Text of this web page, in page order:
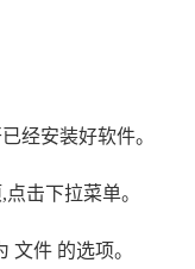
经安装好软件。
击下拉菜单。
文件 的选项。